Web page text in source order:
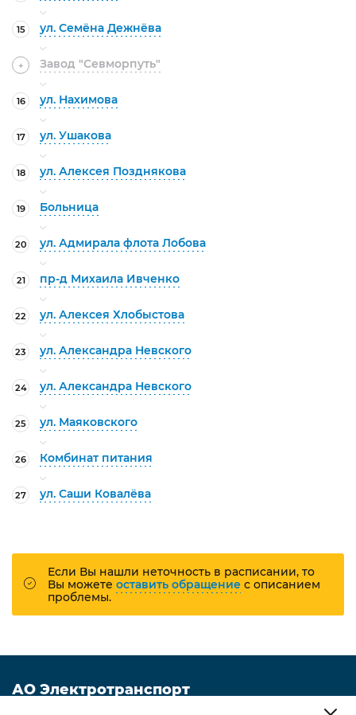
15 ул. Семёна Дежнёва
+ Завод "Севморпуть"
16 ул. Нахимова
17 ул. Ушакова
18 ул. Алексея Позднякова
19 Больница
20 ул. Адмирала флота Лобова
21 пр-д Михаила Ивченко
22 ул. Алексея Хлобыстова
23 ул. Александра Невского
24 ул. Александра Невского
25 ул. Маяковского
26 Комбинат питания
27 ул. Саши Ковалёва
Если Вы нашли неточность в расписании, то
Вы можете оставить обращение с описанием
проблемы.
АО Электротранспорт